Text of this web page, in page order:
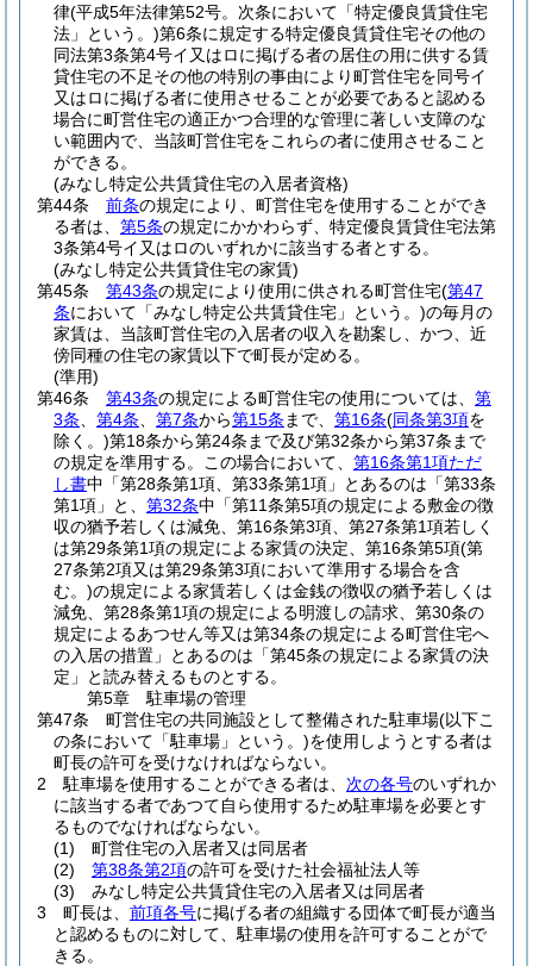
律(平成5年法律第52号。次条において「特定優良賃貸住宅
法」という。)第6条に規定する特定優良賃貸住宅その他の
同法第3条第4号イ又はロに掲げる者の居住の用に供する賃
貸住宅の不足その他の特別の事由により町営住宅を同号イ
又はロに掲げる者に使用させることが必要であると認める
場合に町営住宅の適正かつ合理的な管理に著しい支障のな
い範囲内で、当該町営住宅をこれらの者に使用させること
ができる。
(みなし特定公共賃貸住宅の入居者資格)
第44条
前条の規定により、町営住宅を使用することができ
る者は、 第5条の規定にかかわらず、特定優良賃貸住宅法第
3条第4号イ又はロのいずれかに該当する者とする。
(みなし特定公共賃貸住宅の家賃)
第45条
第43条の規定により使用に供される町営住宅(第47
条において「みなし特定公共賃貸住宅」という。)の毎月の
家賃は、当該町営住宅の入居者の収入を勘案し、かつ、近
傍同種の住宅の家賃以下で町長が定める。
(準用)
第46条
第43条の規定による町営住宅の使用については、 第
3条
第4条 第7条から第15条 まで、 第16条(同条第3項を
除く。)第18条から第24条まで及び第32条から第37条まで
の規定を準用する。
この場合において、 第16条第1項ただ
し書中「第28条第1項、第33条第1項」とあるのは「第33条
第1項」と、 第32条中「第11条第5項の規定による敷金の徴
収の猶予若しくは減免、第16条第3項、第27条第1項若しく
は第29条第1項の規定による家賃の決定、第16条第5項(第
27条第2項又は第29条第3項において準用する場合を含
む。)の規定による家賃若しくは金銭の徴収の猶予若しくは
減免、第28条第1項の規定による明渡しの請求、第30条の
規定によるあつせん等又は第34条の規定による町営住宅へ
の入居の措置」とあるのは「第45条の規定による家賃の決
定」と読み替えるものとする。
第5章
駐車場の管理
第47条
町営住宅の共同施設として整備された駐車場(以下こ
の条において「駐車場」という。)を使用しようとする者は
町長の許可を受けなければならない。
2
駐車場を使用することができる者は、 次の各号のいずれか
に該当する者であつて自ら使用するため駐車場を必要とす
るものでなければならない。
(1)
町営住宅の入居者又は同居者
(2)
第38条第2項の許可を受けた社会福祉法人等
(3)
みなし特定公共賃貸住宅の入居者又は同居者
3
町長は、 前項各号に掲げる者の組織する団体で町長が適当
と認めるものに対して、駐車場の使用を許可することがで
きる。